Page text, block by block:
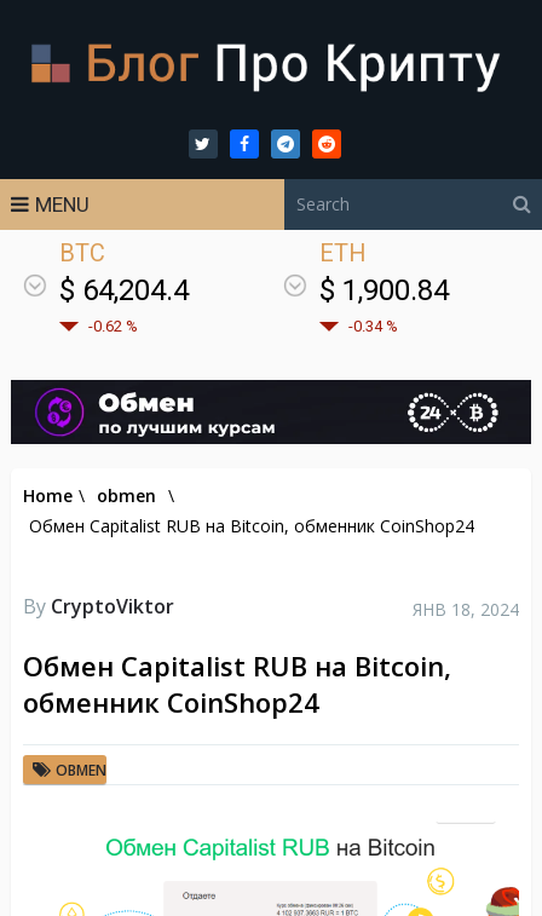
MENU
BTC
$ 64,204.4
-0.62 %
ETH
$ 1,900.84
-0.34 %
Home \ obmen \
Обмен Capitalist RUB на Bitcoin, обменник CoinShop24
By CryptoViktor ЯНВ 18, 2024
Обмен Capitalist RUB на Bitcoin,
обменник CoinShop24
OBMEN